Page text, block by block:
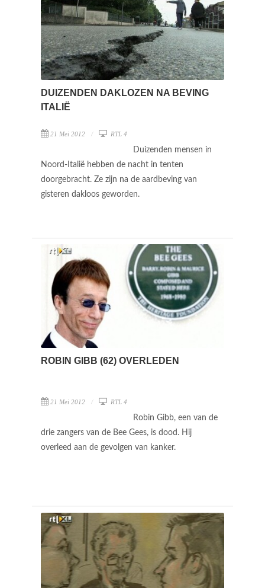
DUIZENDEN DAKLOZEN NA BEVING
ITALIË
21 Mei 2012 RTL 4
Duizenden mensen in
Noord-Italië hebben de nacht in tenten
doorgebracht. Ze zijn na de aardbeving van
gisteren dakloos geworden.
ROBIN GIBB (62) OVERLEDEN
21 Mei 2012 RTL 4
Robin Gibb, een van de
drie zangers van de Bee Gees, is dood. Hij
overleed aan de gevolgen van kanker.